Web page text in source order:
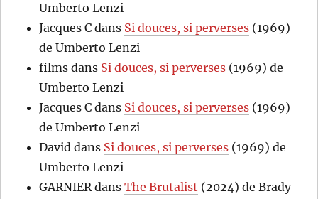
Umberto Lenzi
Jacques C dans Si douces, si perverses (1969)
de Umberto Lenzi
films dans Si douces, si perverses (1969) de
Umberto Lenzi
Jacques C dans Si douces, si perverses (1969)
de Umberto Lenzi
David dans Si douces, si perverses (1969) de
Umberto Lenzi
GARNIERdansThe Brutalist (2024) de Brady